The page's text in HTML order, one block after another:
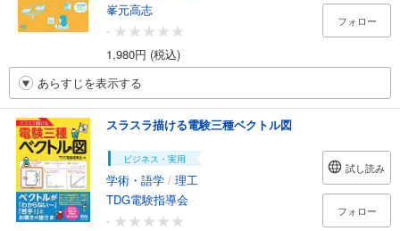
峯元高志
-
1,980円 (税込)
フォロー
あらすじを表示する
スラスラ描ける電験三種ベクトル図
ビジネス・実用
学術・語学 / 理工
TDG電験指導会
-
試し読み
フォロー